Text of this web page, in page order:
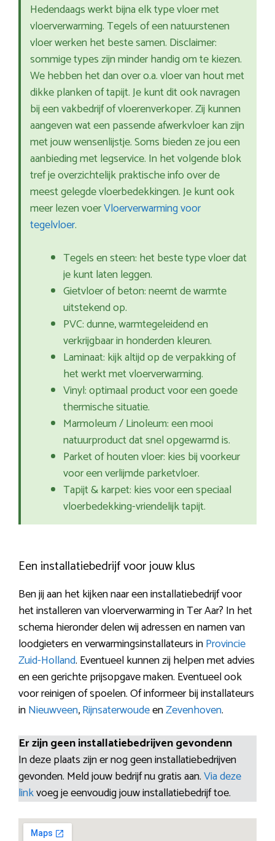
Hedendaags werkt bijna elk type vloer met
vloerverwarming. Tegels of een natuurstenen
vloer werken het beste samen. Disclaimer:
sommige types zijn minder handig om te kiezen.
We hebben het dan over o.a. vloer van hout met
dikke planken of tapijt. Je kunt dit ook navragen
bij een vakbedrijf of vloerenverkoper. Zij kunnen
aangeven wat een passende afwerkvloer kan zijn
met jouw wensenlijstje. Soms bieden ze jou een
aanbieding met legservice. In het volgende blok
tref je overzichtelijk praktische info over de
meest gelegde vloerbedekkingen. Je kunt ook
meer lezen voerVloerverwarming voor
tegelvloer.
Tegels en steen: het beste type vloer dat
je kunt laten leggen.
Gietvloer of beton: neemt de warmte
uitstekend op.
PVC: dunne, warmtegeleidend en
verkrijgbaar in honderden kleuren.
Laminaat: kijk altijd op de verpakking of
het werkt met vloerverwarming.
Vinyl: optimaal product voor een goede
thermische situatie.
Marmoleum / Linoleum: een mooi
natuurproduct dat snel opgewarmd is.
Parket of houten vloer: kies bij voorkeur
voor een verlijmde parketvloer.
Tapijt & karpet: kies voor een speciaal
vloerbedekking-vriendelijk tapijt.
Een installatiebedrijf voor jouw klus
Ben jij aan het kijken naar een installatiebedrijf voor
het installeren van vloerverwarming in Ter Aar? In het
schema hieronder delen wij adressen en namen van
loodgieters en verwarmingsinstallateurs inProvincie
Zuid-Holland. Eventueel kunnen zij helpen met advies
en een gerichte prijsopgave maken. Eventueel ook
voor reinigen of spoelen. Of informeer bij installateurs
inNieuwveen,RijnsaterwoudeenZevenhoven.
Er zijn geen installatiebedrijven gevondenn
In deze plaats zijn er nog geen installatiebedrijven
gevonden. Meld jouw bedrijf nu gratis aan.Via deze
linkvoeg je eenvoudig jouw installatiebedrijf toe.